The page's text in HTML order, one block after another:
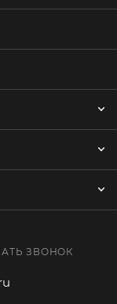
тех. отверстие
тех.
ЗВОНОК